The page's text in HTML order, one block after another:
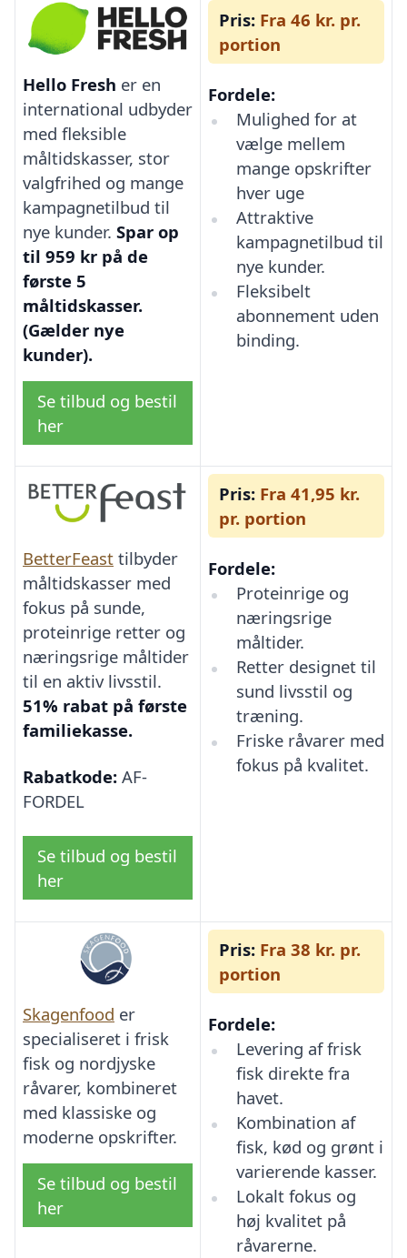
Hello Fresh er en
international udbyder
med fleksible
måltidskasser, stor
valgfrihed og mange
kampagnetilbud til
nye kunder. Spar op
til 959 kr på de
første 5
måltidskasser.
(Gælder nye
kunder).
Se tilbud og bestil
her
Pris: Fra 46 kr. pr.
portion
Fordele:
Mulighed for at
vælge mellem
mange opskrifter
hver uge
Attraktive
kampagnetilbud til
nye kunder.
Fleksibelt
abonnement uden
binding.
BetterFeast tilbyder
måltidskasser med
fokus på sunde,
proteinrige retter og
næringsrige måltider
til en aktiv livsstil.
51% rabat på første
familiekasse.
Rabatkode: AF-
FORDEL
Se tilbud og bestil
her
Pris: Fra 41,95 kr.
pr. portion
Fordele:
Proteinrige og
næringsrige
måltider.
Retter designet til
sund livsstil og
træning.
Friske råvarer med
fokus på kvalitet.
Skagenfood er
specialiseret i frisk
fisk og nordjyske
råvarer, kombineret
med klassiske og
moderne opskrifter.
Se tilbud og bestil
her
Pris: Fra 38 kr. pr.
portion
Fordele:
Levering af frisk
fisk direkte fra
havet.
Kombination af
fisk, kød og grønt i
varierende kasser.
Lokalt fokus og
høj kvalitet på
råvarerne.